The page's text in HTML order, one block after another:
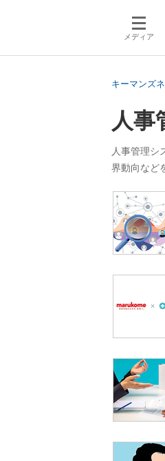
メディア
キーマンズ
人事
人事管理シ
界動向など